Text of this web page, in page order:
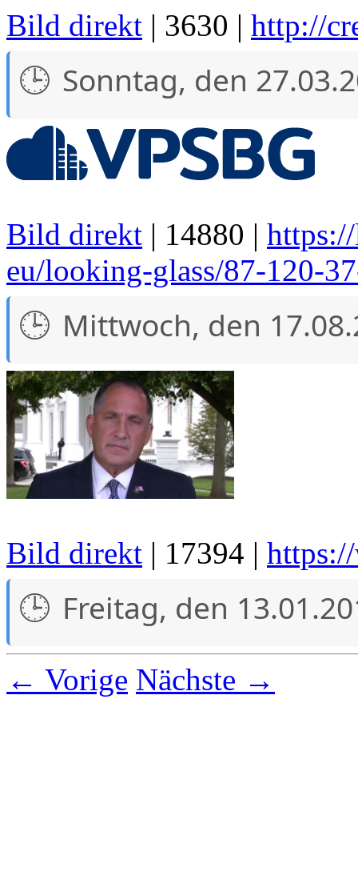
Bild direkt | 3630 | http://
Sonntag, den
Bild direkt | 14880 |
eu/looking-glass/87-120-
Mittwoch, den
Bild direkt | 17394 |
Freitag, den
← Vorige Nächste →